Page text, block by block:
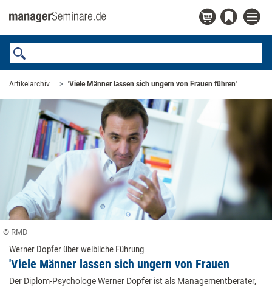
Artikelarchiv 'Viele Männer lassen sich ­ungern von Frauen führen'
© RMD
Werner Dopfer über weibliche Führung
'Viele Männer lassen sich ­ungern von Frauen
führen'
Der Diplom-Psychologe Werner Dopfer ist als Managementberater,